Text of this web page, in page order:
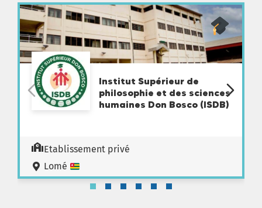
Institut Supérieur de
philosophie et des sciences
humaines Don Bosco (ISDB)
Etablissement privé
Lomé